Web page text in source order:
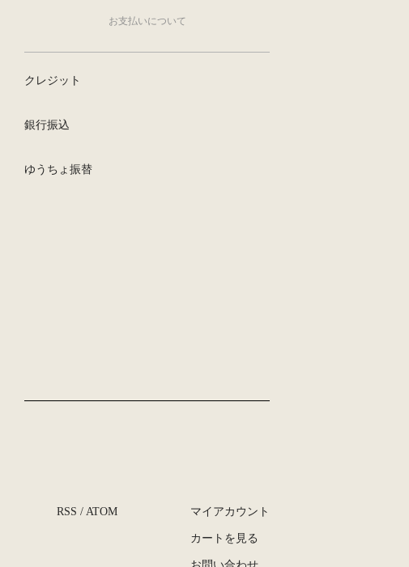
お支払いについて
クレジット
銀行振込
ゆうちょ振替
RSS / ATOM マイアカウント
カートを見る